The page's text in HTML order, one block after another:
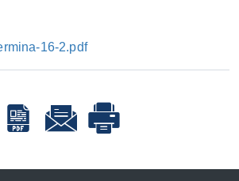
16-2.pdf